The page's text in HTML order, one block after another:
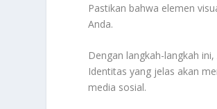
Pastikan bahwa elemen
Anda.
Dengan langkah-langkah
Identitas yang jelas akan
media sosial.